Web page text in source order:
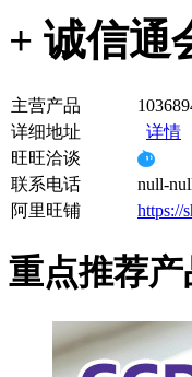
+ 诚信通
主营产品
详细地址
详情
旺旺洽谈
联系电话
null-
阿里旺铺
https://
重点推荐产